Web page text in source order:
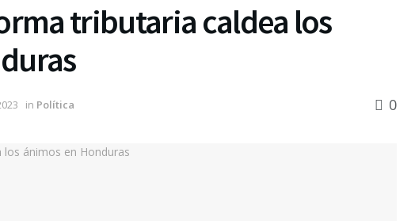
tributaria caldea los
in Política 0